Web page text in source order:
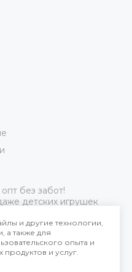
без забот!
детских игрушек
и другие технологии,
а также для
опыта и
и услуг.